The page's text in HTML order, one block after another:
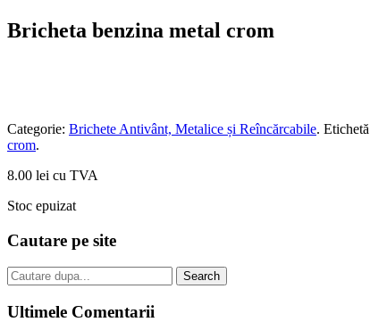
Bricheta benzina metal crom
Categorie: Brichete Antivânt, Metalice și Reîncărcabile.
crom.
8.00 lei cu TVA
Stoc epuizat
Cautare pe site
Ultimele Comentarii